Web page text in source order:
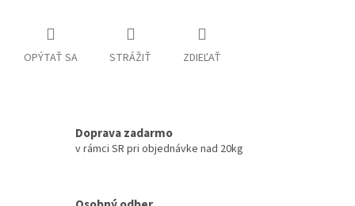
OPÝTAŤ SA STRÁŽIŤ ZDIEĽAŤ
Doprava zadarmo
v rámci SR pri objednávke nad 20kg